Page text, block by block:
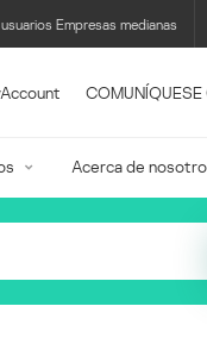
Empresas medianas
Acerca de